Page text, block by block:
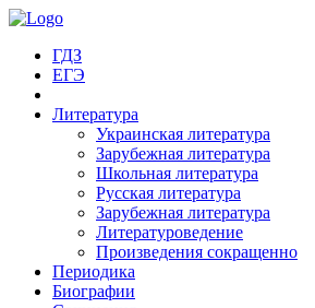
ГДЗ
ЕГЭ
Литература
Украинская литература
Зарубежная литература
Школьная литература
Русская литература
Зарубежная литература
Литературоведение
Произведения сокращенно
Периодика
Биографии